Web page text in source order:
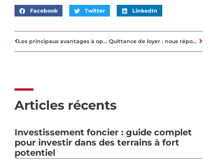
Facebook Twitter LinkedIn
Les principaux avantages à opter pour la résidence étudiante à Lille Quittance de loyer : nous répondons à vos questions !
Articles récents
Investissement foncier : guide complet
pour investir dans des terrains à fort
potentiel